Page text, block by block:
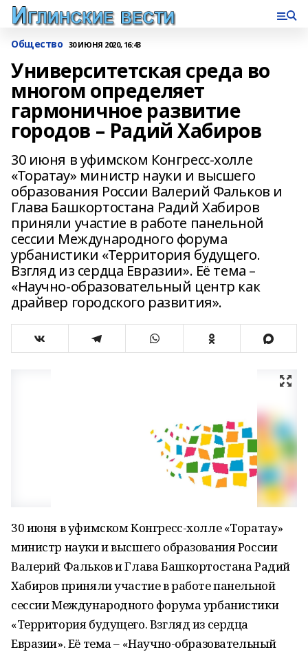
Общество 30 ИЮНЯ 2020, 16:43
Университетская среда во
многом определяет
гармоничное развитие
городов – Радий Хабиров
30 июня в уфимском Конгресс-холле
«Торатау» министр науки и высшего
образования России Валерий Фальков и
Глава Башкортостана Радий Хабиров
приняли участие в работе панельной
сессии Международного форума
урбанистики «Территория будущего.
Взгляд из сердца Евразии». Её тема –
«Научно-образовательный центр как
драйвер городского развития».
30 июня в уфимском Конгресс-холле «Торатау»
министр науки и высшего образования России
Валерий Фальков и Глава Башкортостана Радий
Хабиров приняли участие в работе панельной
сессии Международного форума урбанистики
«Территория будущего. Взгляд из сердца
Евразии». Её тема – «Научно-образовательный